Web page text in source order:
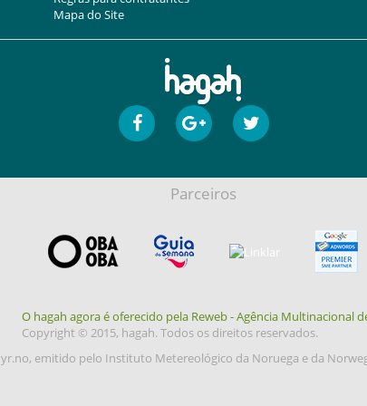
Mapa do Site
Parceiros
O hagah agora é oferecido pela Reweb - Agência Multinacional
Copyright © 2015, hagah. Todos os direitos reservados.
emitido pelo Instituto Metereológico da Noruega e da